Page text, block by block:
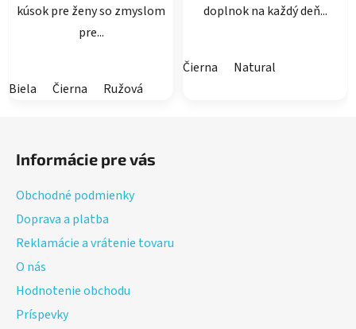
kúsok pre ženy so zmyslom
pre...
Biela Čierna Ružová
doplnok na každý deň...
Čierna Natural
Informácie pre vás
Obchodné podmienky
Doprava a platba
Reklamácie a vrátenie tovaru
O nás
Hodnotenie obchodu
Príspevky